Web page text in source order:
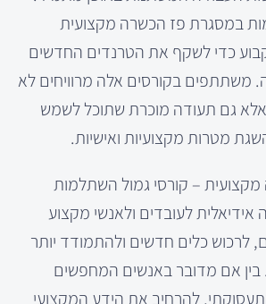
במסגרת פז הכשרה מקצועית
כדי לשקף את הטרנדים החדשים
משתתפים בקורסים אלה מרוויחים לא
אלא גם תעודה מוכרת שתוכל לשמש
מטרות מקצועיות ואישיות.
– קורסי גמול השתלמות
לעובדים ולאנשי מקצוע
כלים חדשים ולהתמודד יותר
בין אם מדובר באנשים המחפשים
להרחיב את הידע המקצועי